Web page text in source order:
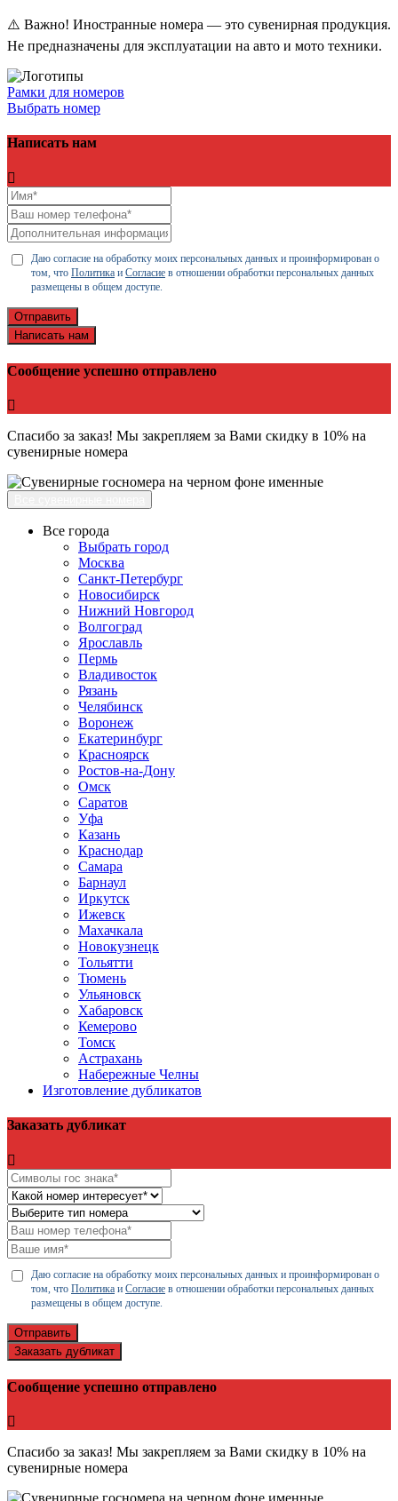
⚠️ Важно! Иностранные номера — это сувенирная продукция.
Не предназначены для эксплуатации на авто и мото техники.
Рамки для номеров
Выбрать номер
Написать нам
Даю согласие на обработку моих персональных данных и проинформирован о
том, что Политика и Согласие в отношении обработки персональных данных
размещены в общем доступе.
Отправить
Написать нам
Сообщение успешно отправлено
Спасибо за заказ! Мы закрепляем за Вами скидку в 10% на
сувенирные номера
Все города
Выбрать город
Москва
Санкт-Петербург
Новосибирск
Нижний Новгород
Волгоград
Ярославль
Пермь
Владивосток
Рязань
Челябинск
Воронеж
Екатеринбург
Красноярск
Ростов-на-Дону
Омск
Саратов
Уфа
Казань
Краснодар
Самара
Барнаул
Иркутск
Ижевск
Махачкала
Новокузнецк
Тольятти
Тюмень
Ульяновск
Хабаровск
Кемерово
Томск
Астрахань
Набережные Челны
Изготовление дубликатов
Заказать дубликат
Даю согласие на обработку моих персональных данных и проинформирован о
том, что Политика и Согласие в отношении обработки персональных данных
размещены в общем доступе.
Отправить
Заказать дубликат
Сообщение успешно отправлено
Спасибо за заказ! Мы закрепляем за Вами скидку в 10% на
сувенирные номера